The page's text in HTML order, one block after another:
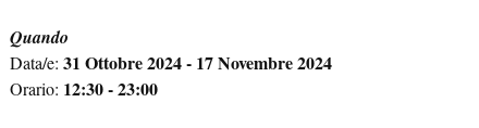
Quando
Data/e: 31 Ottobre 2024 - 17 Novembre 2024
Orario: 12:30 - 23:00